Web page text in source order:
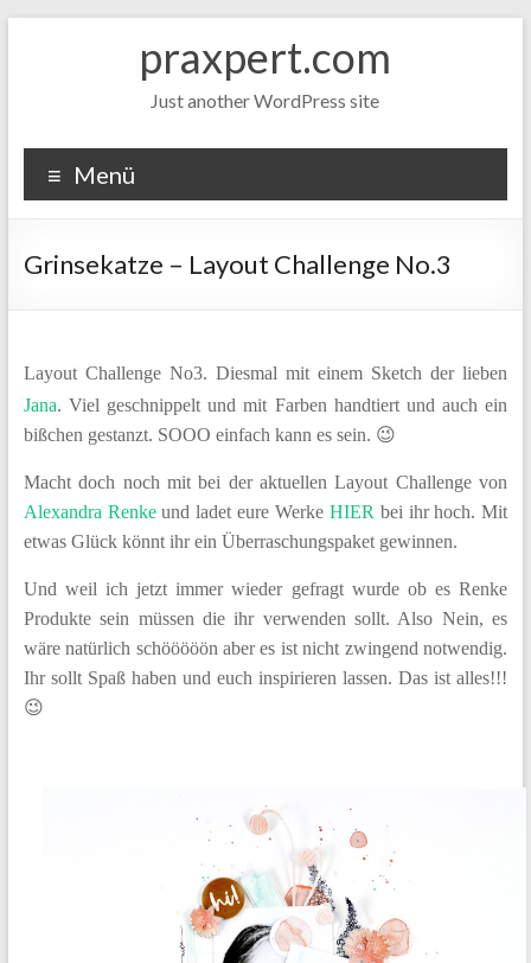
praxpert.com
Just another WordPress site
Menü
Grinsekatze – Layout Challenge No.3
Layout Challenge No3. Diesmal mit einem Sketch der lieben
Jana. Viel geschnippelt und mit Farben handtiert und auch ein
bißchen gestanzt. SOOO einfach kann es sein. 😉
Macht doch noch mit bei der aktuellen Layout Challenge von
Alexandra Renkeund ladet eure Werke HIER bei ihr hoch. Mit
etwas Glück könnt ihr ein Überraschungspaket gewinnen.
Und weil ich jetzt immer wieder gefragt wurde ob es Renke
Produkte sein müssen die ihr verwenden sollt. Also Nein, es
wäre natürlich schööööön aber es ist nicht zwingend notwendig.
Ihr sollt Spaß haben und euch inspirieren lassen. Das ist alles!!!
😉